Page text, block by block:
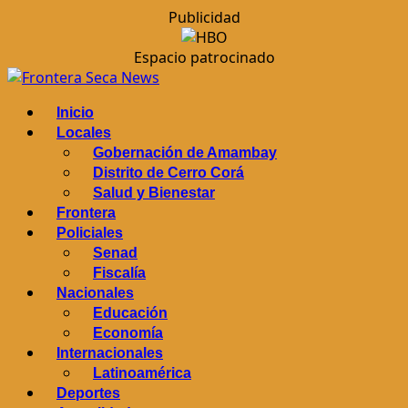
Publicidad
Espacio patrocinado
Saltar
contenido
Menú
principal
Inicio
Locales
Gobernación de Amambay
Distrito de Cerro Corá
Salud y Bienestar
Frontera
Policiales
Senad
Fiscalía
Nacionales
Educación
Economía
Internacionales
Latinoamérica
Deportes